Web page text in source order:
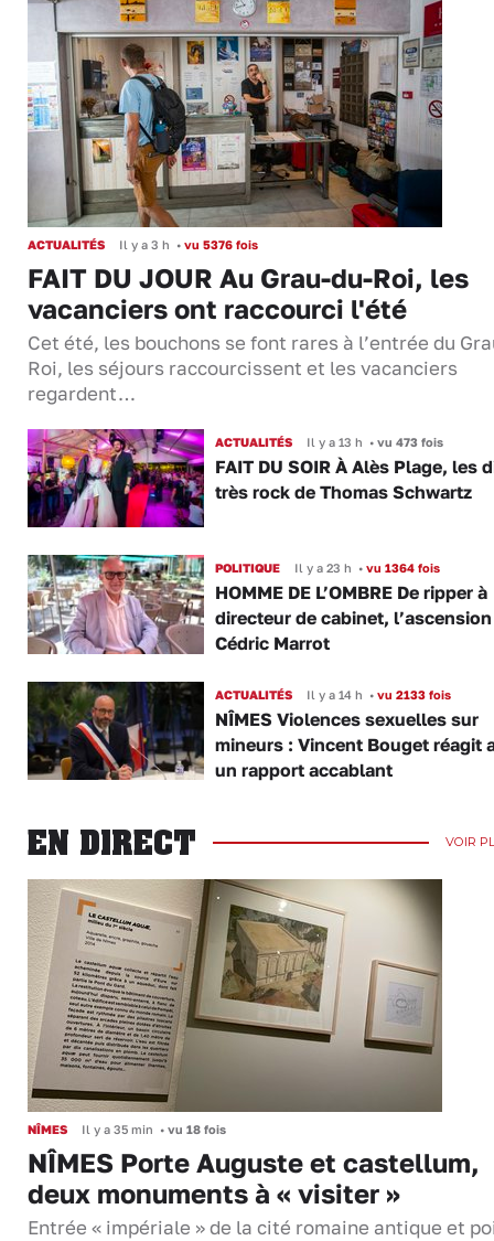
ACTUALITÉS Il y a 3 h • vu 5376 fois
FAIT DU JOUR Au Grau-du-Roi, les
vacanciers ont raccourci l'été
Cet été, les bouchons se font rares à l’entrée du
Roi, les séjours raccourcissent et les vacanciers
regardent…
ACTUALITÉS Il y a 13 h •vu 473 fois
FAIT DU SOIR À Alès Plage, les
très rock de Thomas Schwartz
POLITIQUE Il y a 23 h •vu 1364 fois
HOMME DE L’OMBRE De ripper à
directeur de cabinet,
Cédric Marrot
ACTUALITÉS Il y a 14 h •vu 2133 fois
NÎMES Violences sexuelles sur
mineurs : Vincent Bouget réagit
un rapport accablant
EN DIRECT VOIR
NÎMES Il y a 35 min • vu 18 fois
NÎMES Porte Auguste et castellum,
deux monuments à « visiter »
Entrée « impériale » de la cité romaine antique et